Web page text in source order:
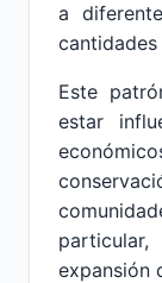
a
cantidades
Este
estar
expansión